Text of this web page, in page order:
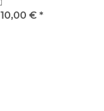
10,00 € *